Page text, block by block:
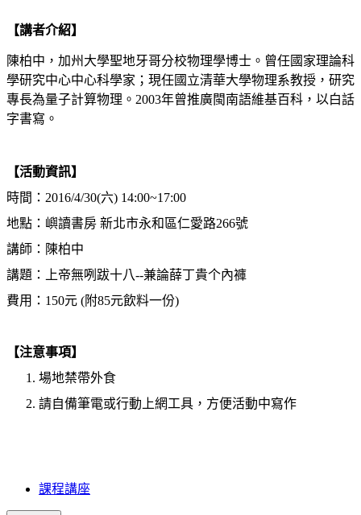
【講者介紹】
陳柏中，加州大學聖地牙哥分校物理學博士。曾任國家理論科
學研究中心中心科學家；現任國立清華大學物理系教授，研究
專長為量子計算物理。2003年曾推廣閩南語維基百科，以白話
字書寫。
【活動資訊】
時間：2016/4/30(六) 14:00~17:00
地點：嶼讀書房 新北市永和區仁愛路266號
講師：陳柏中
講題：上帝無咧跋十八--兼論薛丁貴个內褲
費用：150元 (附85元飲料一份)
【注意事項】
場地禁帶外食
請自備筆電或行動上網工具，方便活動中寫作
課程講座